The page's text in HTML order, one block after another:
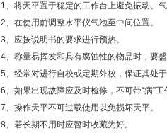
1、将天平置于稳定的工作台上避免振动、气
2、在使用前调整水平仪气泡至中间位置。
3、应按说明书的要求进行预热。
4、称量易挥发和具有腐蚀性的物品时，要
5、经常对进行自校或定期外校，保证其处于
6、如果出现故障应及时检修，不可带“病”工
7、操作天平不可过载使用以免损坏天平。
8、若长期不用时应暂时收藏为好。